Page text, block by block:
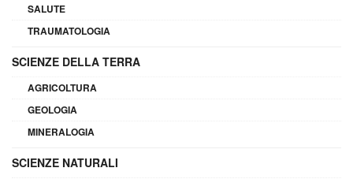
SALUTE
TRAUMATOLOGIA
SCIENZE DELLA TERRA
AGRICOLTURA
GEOLOGIA
MINERALOGIA
SCIENZE NATURALI